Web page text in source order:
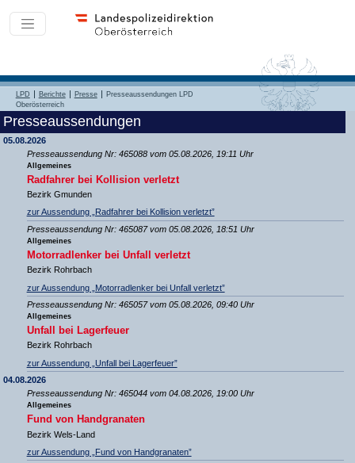
LPD Berichte Presse
Presseaussendungen LPD
Oberösterreich
Presseaussendungen
05.08.2026
Presseaussendung Nr: 465088 vom 05.08.2026, 19:11 Uhr
Allgemeines
Radfahrer bei Kollision verletzt
Bezirk Gmunden
zur Aussendung „Radfahrer bei Kollision verletzt”
Presseaussendung Nr: 465087 vom 05.08.2026, 18:51 Uhr
Allgemeines
Motorradlenker bei Unfall verletzt
Bezirk Rohrbach
zur Aussendung „Motorradlenker bei Unfall verletzt”
Presseaussendung Nr: 465057 vom 05.08.2026, 09:40 Uhr
Allgemeines
Unfall bei Lagerfeuer
Bezirk Rohrbach
zur Aussendung „Unfall bei Lagerfeuer”
04.08.2026
Presseaussendung Nr: 465044 vom 04.08.2026, 19:00 Uhr
Allgemeines
Fund von Handgranaten
Bezirk Wels-Land
zur Aussendung „Fund von Handgranaten”